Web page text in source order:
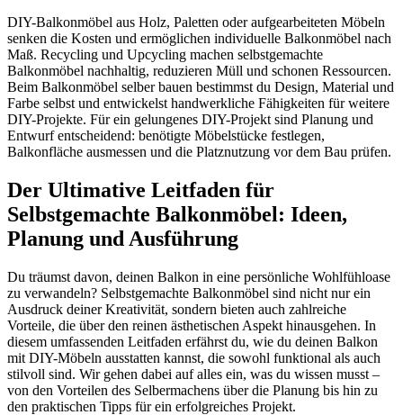
DIY-Balkonmöbel aus Holz, Paletten oder aufgearbeiteten Möbeln
senken die Kosten und ermöglichen individuelle Balkonmöbel nach
Maß. Recycling und Upcycling machen selbstgemachte
Balkonmöbel nachhaltig, reduzieren Müll und schonen Ressourcen.
Beim Balkonmöbel selber bauen bestimmst du Design, Material und
Farbe selbst und entwickelst handwerkliche Fähigkeiten für weitere
DIY-Projekte. Für ein gelungenes DIY-Projekt sind Planung und
Entwurf entscheidend: benötigte Möbelstücke festlegen,
Balkonfläche ausmessen und die Platznutzung vor dem Bau prüfen.
Der Ultimative Leitfaden für
Selbstgemachte Balkonmöbel: Ideen,
Planung und Ausführung
Du träumst davon, deinen Balkon in eine persönliche Wohlfühloase
zu verwandeln? Selbstgemachte Balkonmöbel sind nicht nur ein
Ausdruck deiner Kreativität, sondern bieten auch zahlreiche
Vorteile, die über den reinen ästhetischen Aspekt hinausgehen. In
diesem umfassenden Leitfaden erfährst du, wie du deinen Balkon
mit DIY-Möbeln ausstatten kannst, die sowohl funktional als auch
stilvoll sind. Wir gehen dabei auf alles ein, was du wissen musst –
von den Vorteilen des Selbermachens über die Planung bis hin zu
den praktischen Tipps für ein erfolgreiches Projekt.